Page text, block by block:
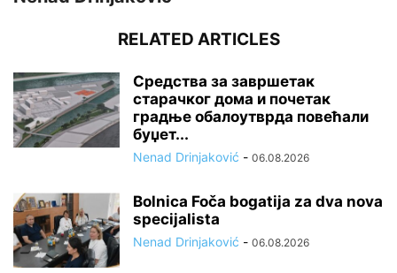
RELATED ARTICLES
Средства за завршетак
старачког дома и почетак
градње обалоутврда повећали
буџет...
Nenad Drinjaković - 06.08.2026
Bolnica Foča bogatija za dva nova
specijalista
Nenad Drinjaković - 06.08.2026